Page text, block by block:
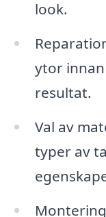
look.
ytor
resultat.
Val av
typer av